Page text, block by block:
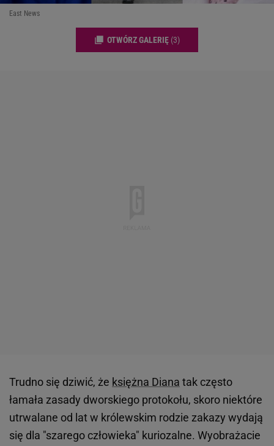
East News
OTWÓRZ GALERIĘ (3)
Trudno się dziwić, że księżna Diana tak często
łamała zasady dworskiego protokołu, skoro niektóre
utrwalane od lat w królewskim rodzie zakazy wydają
się dla "szarego człowieka" kuriozalne. Wyobrażacie